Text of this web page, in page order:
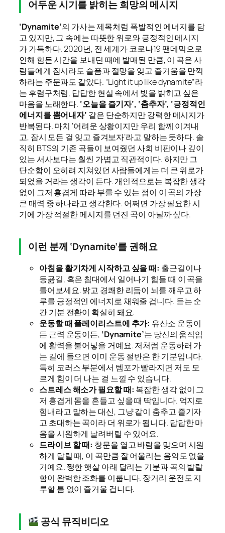
어두운 시기를 밝히는 희망의 메시지
‘Dynamite’의 가사는 제목처럼 폭발적인 에너지를 담
고 있지만, 그 속에는 따뜻한 위로와 긍정적인 메시지
가 가득하다. 2020년, 전 세계가 코로나19 팬데믹으로
인해 힘든 시간을 보내던 때에 발매된 만큼, 이 곡은 사
람들에게 잠시라도 슬픔과 절망을 잊고 즐거움을 만끽
하라는 주문과도 같았다. “Light it up like dynamite”라
는 후렴구처럼, 답답한 현실 속에서 빛을 밝히고 싶은
마음을 노래한다. ‘오늘을 즐기자’, ‘춤추자’, ‘긍정적인
에너지를 뿜어내자’ 같은 단순하지만 강력한 메시지가
반복된다. 마치 ‘어려운 상황이지만 우리 함께 이겨내
고, 잠시 모든 걸 잊고 즐겨보자’라고 말하는 듯하다. 솔
직히 BTS의 기존 곡들이 보여줬던 사회 비판이나 깊이
있는 서사보다는 훨씬 가볍고 직관적이다. 하지만 그
단순함이 오히려 지쳐있던 사람들에게는 더 큰 위로가
되었을 거라는 생각이 든다. 개인적으로는 복잡한 생각
없이 그저 흥겹게 따라 부를 수 있는 점이 이 곡의 가장
큰 매력 중 하나라고 생각한다. 어쩌면 가장 필요한 시
기에 가장 적절한 메시지를 던진 곡이 아닐까 싶다.
이런 분께 ‘Dynamite’를 권해요
아침을 활기차게 시작하고 싶을 때: 출근길이나
등굞길, 혹은 침대에서 일어나기 힘들 때 이 곡을
틀어보세요. 밝고 경쾌한 리듬이 뇌를 깨우고 하
루를 긍정적인 에너지로 채워줄 겁니다. 듣는 순
간 기분 전환이 확실히 돼요.
운동할 때 플레이리스트에 추가: 유산소 운동이
든 근력 운동이든, ‘Dynamite’는 당신의 움직임
에 활력을 불어넣을 거예요. 저처럼 운동하러 가
는 길에 들으면 이미 운동 절반은 한 기분입니다.
특히 코러스 부분에서 템포가 빨라지면 저도 모
르게 힘이 더 나는 걸 느낄 수 있습니다.
스트레스 해소가 필요할 때: 복잡한 생각 없이 그
저 흥겹게 몸을 흔들고 싶을 때 딱입니다. 억지로
힘내라고 말하는 대신, 그냥 같이 춤추고 즐기자
고 초대하는 곡이라 더 위로가 됩니다. 답답한 마
음을 시원하게 날려버릴 수 있어요.
드라이브 할 때: 창문을 열고 바람을 맞으며 시원
하게 달릴 때, 이 곡만큼 잘 어울리는 음악도 없을
거예요. 쨍한 햇살 아래 달리는 기분과 곡의 발랄
함이 완벽한 조화를 이룹니다. 장거리 운전도 지
루할 틈 없이 즐거울 겁니다.
공식 뮤직비디오